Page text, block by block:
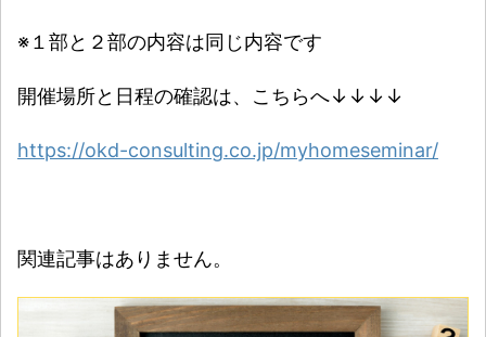
※１部と２部の内容は同じ内容です
開催場所と日程の確認は、こちらへ↓↓↓↓
https://okd-consulting.co.jp/myhomeseminar/
関連記事はありません。